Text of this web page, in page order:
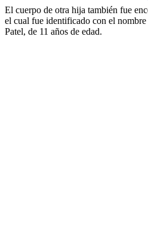
El cuerpo de otra hija también fue
el cual fue identificado con el
Patel, de 11 años de edad.